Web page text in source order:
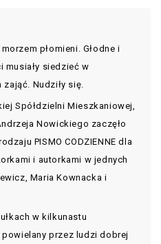
płomieni. Głodne i
musiały siedzieć w
Nudziły się.
Spółdzielni Mieszkaniowej,
Nowickiego zaczęło
PISMO CODZIENNE dla
i autorkami w jednych
Maria Kownacka i
w kilkunastu
przez ludzi dobrej